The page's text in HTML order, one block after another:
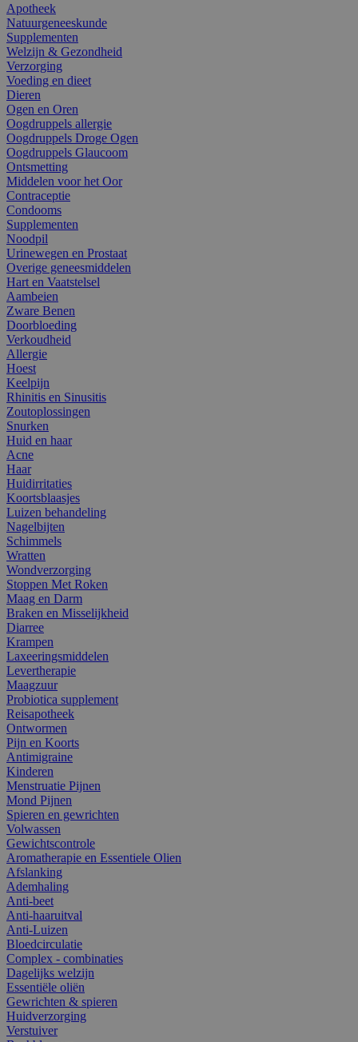
Apotheek
Natuurgeneeskunde
Supplementen
Welzijn & Gezondheid
Verzorging
Voeding en dieet
Dieren
Ogen en Oren
Oogdruppels allergie
Oogdruppels Droge Ogen
Oogdruppels Glaucoom
Ontsmetting
Middelen voor het Oor
Contraceptie
Condooms
Supplementen
Noodpil
Urinewegen en Prostaat
Overige geneesmiddelen
Hart en Vaatstelsel
Aambeien
Zware Benen
Doorbloeding
Verkoudheid
Allergie
Hoest
Keelpijn
Rhinitis en Sinusitis
Zoutoplossingen
Snurken
Huid en haar
Acne
Haar
Huidirritaties
Koortsblaasjes
Luizen behandeling
Nagelbijten
Schimmels
Wratten
Wondverzorging
Stoppen Met Roken
Maag en Darm
Braken en Misselijkheid
Diarree
Krampen
Laxeeringsmiddelen
Levertherapie
Maagzuur
Probiotica supplement
Reisapotheek
Ontwormen
Pijn en Koorts
Antimigraine
Kinderen
Menstruatie Pijnen
Mond Pijnen
Spieren en gewrichten
Volwassen
Gewichtscontrole
Aromatherapie en Essentiele Olien
Afslanking
Ademhaling
Anti-beet
Anti-haaruitval
Anti-Luizen
Bloedcirculatie
Complex - combinaties
Dagelijks welzijn
Essentiële oliën
Gewrichten & spieren
Huidverzorging
Verstuiver